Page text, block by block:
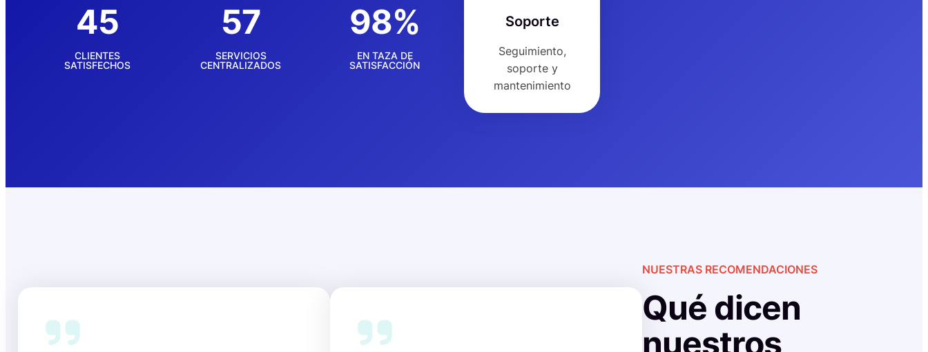
45
CLIENTES
SATISFECHOS
57
SERVICIOS
CENTRALIZADOS
98%
EN TAZA DE
SATISFACCIÓN
Soporte
Seguimiento,
soporte y
mantenimiento
NUESTRAS RECOMENDACIONES
Qué dicen
nuestros